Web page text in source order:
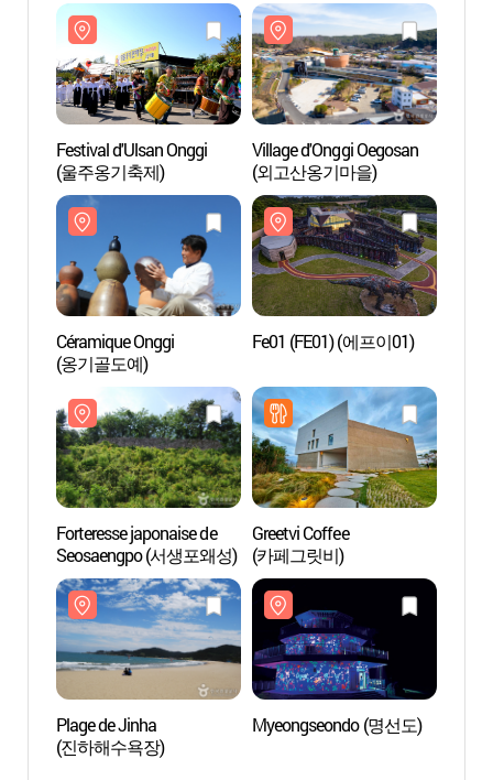
Festival d'Ulsan Onggi
(울주옹기축제)
Village d'Onggi Oegosan
(외고산옹기마을)
Céramique Onggi
(옹기골도예)
Fe01 (FE01) (에프이01)
Forteresse japonaise de
Seosaengpo (서생포왜성)
Greetvi Coffee
(카페그릿비)
Plage de Jinha
(진하해수욕장)
Myeongseondo (명선도)